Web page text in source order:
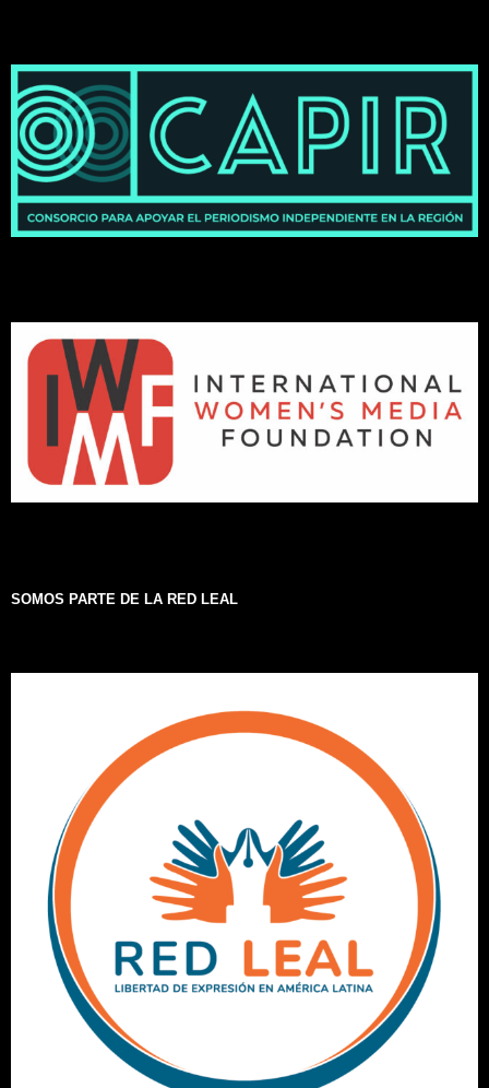
SOMOS PARTE DE LA RED LEAL